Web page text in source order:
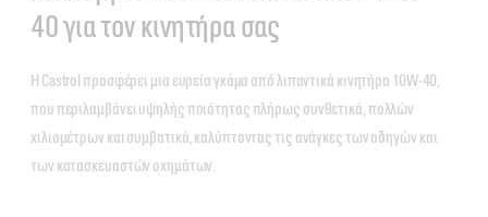
40 για τον κινητήρα σας
Η Castrol προσφέρει μια ευρεία γκάμα από λιπαντικά κινητήρα 10W-40,
που περιλαμβάνει υψηλής ποιότητας πλήρως συνθετικά, πολλών
χιλιομέτρων και συμβατικά, καλύπτοντας τις ανάγκες των οδηγών και
των κατασκευαστών οχημάτων.